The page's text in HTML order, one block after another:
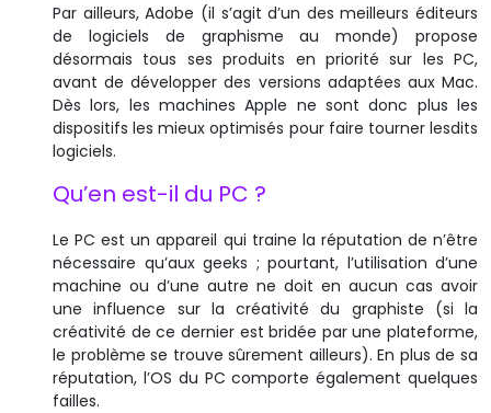
Par ailleurs, Adobe (il s’agit d’un des meilleurs éditeurs
de logiciels de graphisme au monde) propose
désormais tous ses produits en priorité sur les PC,
avant de développer des versions adaptées aux Mac.
Dès lors, les machines Apple ne sont donc plus les
dispositifs les mieux optimisés pour faire tourner lesdits
logiciels.
Qu’en est-il du PC ?
Le PC est un appareil qui traine la réputation de n’être
nécessaire qu’aux geeks ; pourtant, l’utilisation d’une
machine ou d’une autre ne doit en aucun cas avoir
une influence sur la créativité du graphiste (si la
créativité de ce dernier est bridée par une plateforme,
le problème se trouve sûrement ailleurs). En plus de sa
réputation, l’OS du PC comporte également quelques
failles.